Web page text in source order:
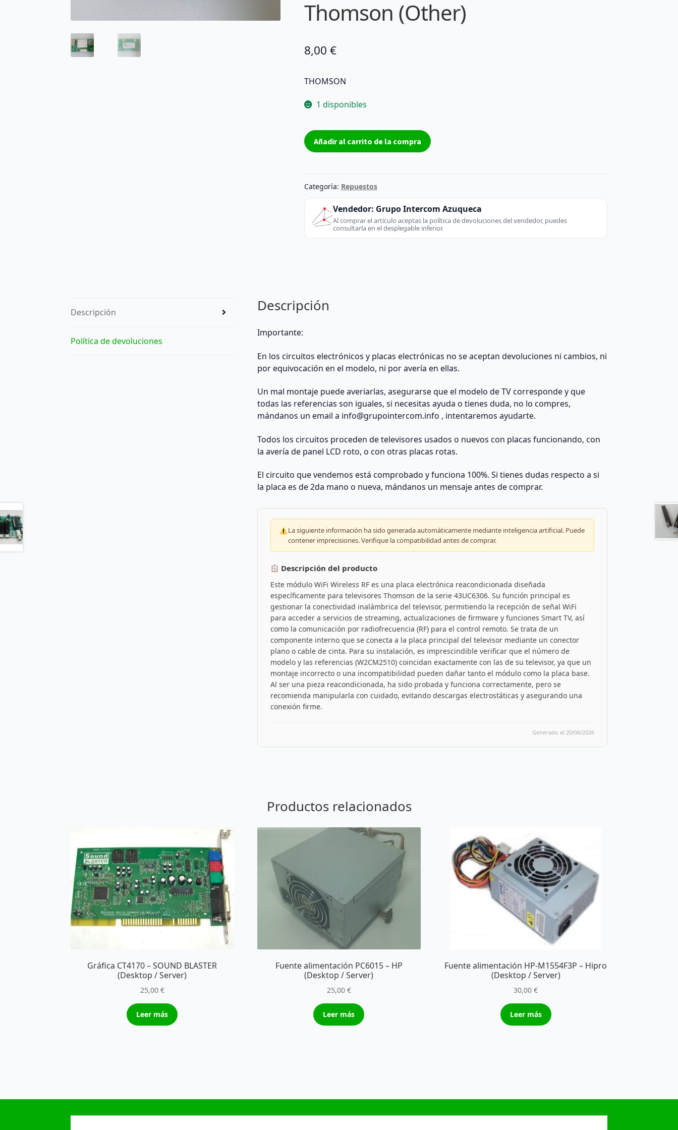
Thomson (Other)
8,00 €
THOMSON
1 disponibles
THOMSON
MODULO
MODULO
WIFI
WIRELESS
RF
43UC6306
cantidad
Añadir al carrito de la compra
Categoría: Repuestos
Vendedor: Grupo Intercom Azuqueca
Al comprar el artículo aceptas la política de devoluciones del vendedor, puedes
consultarla en el desplegable inferior.
Descripción
Política de devoluciones
Descripción
Importante:
En los circuitos electrónicos y placas electrónicas no se aceptan devoluciones ni cambios, ni
por equivocación en el modelo, ni por avería en ellas.
Un mal montaje puede averiarlas, asegurarse que el modelo de TV corresponde y que
todas las referencias son iguales, si necesitas ayuda o tienes duda, no lo compres,
mándanos un email a info@grupointercom.info , intentaremos ayudarte.
Todos los circuitos proceden de televisores usados o nuevos con placas funcionando, con
la avería de panel LCD roto, o con otras placas rotas.
El circuito que vendemos está comprobado y funciona 100%. Si tienes dudas respecto a si
la placa es de 2da mano o nueva, mándanos un mensaje antes de comprar.
La siguiente información ha sido generada automáticamente mediante inteligencia artificial. Puede
contener imprecisiones. Verifique la compatibilidad antes de comprar.
Descripción del producto
Este módulo WiFi Wireless RF es una placa electrónica reacondicionada diseñada
específicamente para televisores Thomson de la serie 43UC6306. Su función principal es
gestionar la conectividad inalámbrica del televisor, permitiendo la recepción de señal WiFi
para acceder a servicios de streaming, actualizaciones de firmware y funciones Smart TV, así
como la comunicación por radiofrecuencia (RF) para el control remoto. Se trata de un
componente interno que se conecta a la placa principal del televisor mediante un conector
plano o cable de cinta. Para su instalación, es imprescindible verificar que el número de
modelo y las referencias (W2CM2510) coincidan exactamente con las de su televisor, ya que un
montaje incorrecto o una incompatibilidad pueden dañar tanto el módulo como la placa base.
Al ser una pieza reacondicionada, ha sido probada y funciona correctamente, pero se
recomienda manipularla con cuidado, evitando descargas electrostáticas y asegurando una
conexión firme.
Generado el 20/06/2026
Productos relacionados
Gráfica CT4170 – SOUND BLASTER
(Desktop / Server)
25,00 €
Leer más
Fuente alimentación PC6015 – HP
(Desktop / Server)
25,00 €
Leer más
Fuente alimentación HP-M1554F3P – Hipro
(Desktop / Server)
30,00€
Leer más